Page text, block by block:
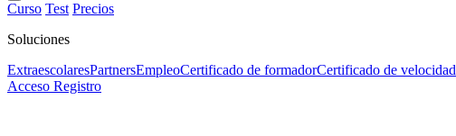
Curso Test Precios
Soluciones
ExtraescolaresPartnersEmpleoCertificado de formadorCertificado de velocidad
Acceso Registro